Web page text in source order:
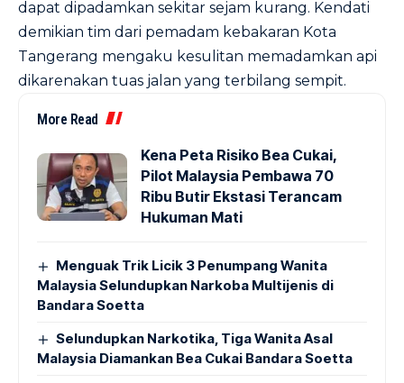
dapat dipadamkan sekitar sejam kurang. Kendati
demikian tim dari pemadam kebakaran Kota
Tangerang mengaku kesulitan memadamkan api
dikarenakan tuas jalan yang terbilang sempit.
More Read
Kena Peta Risiko Bea Cukai,
Pilot Malaysia Pembawa 70
Ribu Butir Ekstasi Terancam
Hukuman Mati
Menguak Trik Licik 3 Penumpang Wanita
Malaysia Selundupkan Narkoba Multijenis di
Bandara Soetta
Selundupkan Narkotika, Tiga Wanita Asal
Malaysia Diamankan Bea Cukai Bandara Soetta